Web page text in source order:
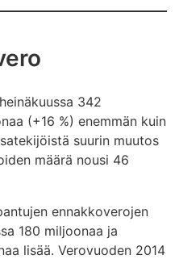
342
(+16 %) enemmän kuin
suurin muutos
määrä nousi 46
ennakkoverojen
180 miljoonaa ja
lisää. Verovuoden 2014